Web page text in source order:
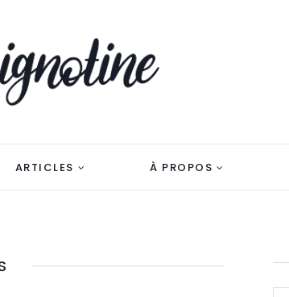
ARTICLES À PROPOS